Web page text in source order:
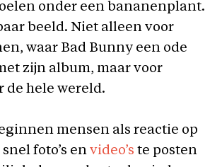
onder een bananenplant.
beeld. Niet alleen voor
waar Bad Bunny een ode
zijn album, maar voor
de hele wereld.
mensen als reactie op
foto’s en video’s te posten